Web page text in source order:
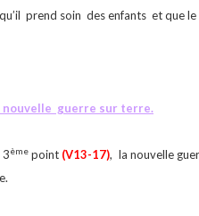
prend soin des enfants et que
nouvelle guerre sur terre.
3èmepoint (V13-17), la nouvelle